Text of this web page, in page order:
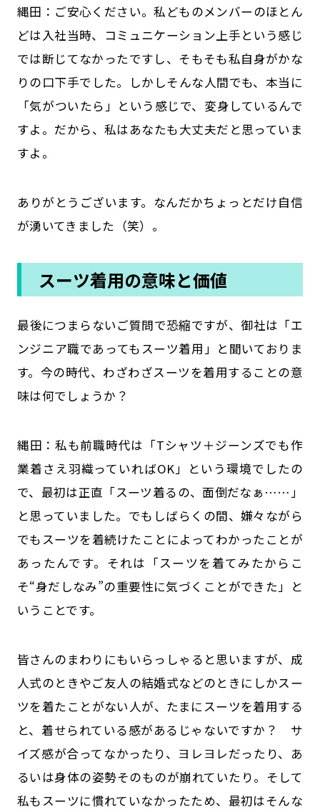
縄田：ご安心ください。私どものメンバーのほとん
どは入社当時、コミュニケーション上手という感じ
では断じてなかったですし、そもそも私自身がかな
りの口下手でした。しかしそんな人間でも、本当に
「気がついたら」という感じで、変身しているんで
すよ。だから、私はあなたも大丈夫だと思っていま
すよ。
――ありがとうございます。なんだかちょっとだけ自信
が湧いてきました（笑）。
スーツ着用の意味と価値
――最後につまらないご質問で恐縮ですが、御社は「エ
ンジニア職であってもスーツ着用」と聞いておりま
す。今の時代、わざわざスーツを着用することの意
味は何でしょうか？
縄田：私も前職時代は「Tシャツ＋ジーンズでも作
業着さえ羽織っていればOK」という環境でしたの
で、最初は正直「スーツ着るの、面倒だなぁ……」
と思っていました。でもしばらくの間、嫌々ながら
でもスーツを着続けたことによってわかったことが
あったんです。それは「スーツを着てみたからこ
そ“身だしなみ”の重要性に気づくことができた」と
いうことです。
皆さんのまわりにもいらっしゃると思いますが、成
人式のときやご友人の結婚式などのときにしかスー
ツを着たことがない人が、たまにスーツを着用する
と、着せられている感があるじゃないですか？ サ
イズ感が合ってなかったり、ヨレヨレだったり、あ
るいは身体の姿勢そのものが崩れていたり。そして
私もスーツに慣れていなかったため、最初はそんな